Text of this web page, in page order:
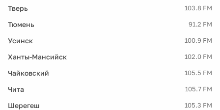
Тверь 103.8 FM
Тюмень 91.2 FM
Усинск 100.9 FM
Ханты-Мансийск 102.0 FM
Чайковский 105.5 FM
Чита 105.7 FM
Шерегеш 105.3 FM